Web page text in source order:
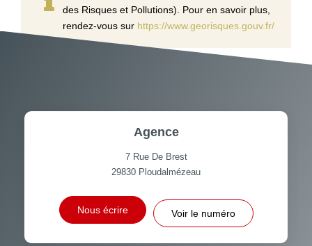
des Risques et Pollutions). Pour en savoir plus,
rendez-vous sur https://www.georisques.gouv.fr/
Agence
7 Rue De Brest
29830 Ploudalmézeau
Nous écrire Voir le numéro